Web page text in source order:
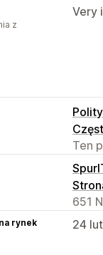
Very
z
Ten
651
rynek 24